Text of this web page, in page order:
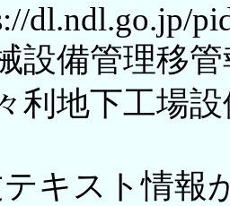
dl.ndl.go.jp/
設備管理移
利地下工場
テキスト情